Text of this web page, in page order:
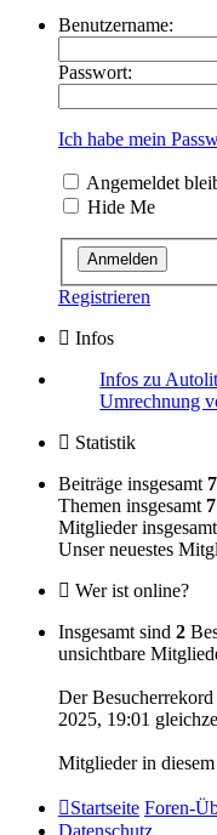
Benutzername:
Passwort:
Ich habe mein
Angemeldet
Hide Me
Registrieren
Infos
Infos zu
Umrechnung
Statistik
Beiträge insgesamt
Themen insgesamt
Mitglieder insgesamt
Unser neuestes
Wer ist online?
Insgesamt sind 2
unsichtbare
Der
2025, 19:01
Mitglieder in
Startseite Foren-